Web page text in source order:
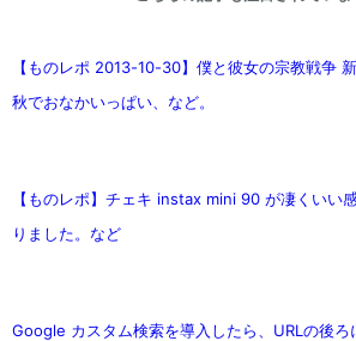
【ものレポ 2013-10-30】僕と彼女の宗教戦争
秋でおなかいっぱい、など。
【ものレポ】チェキ instax mini 90 が凄くいい
りました。など
Google カスタム検索を導入したら、URLの後